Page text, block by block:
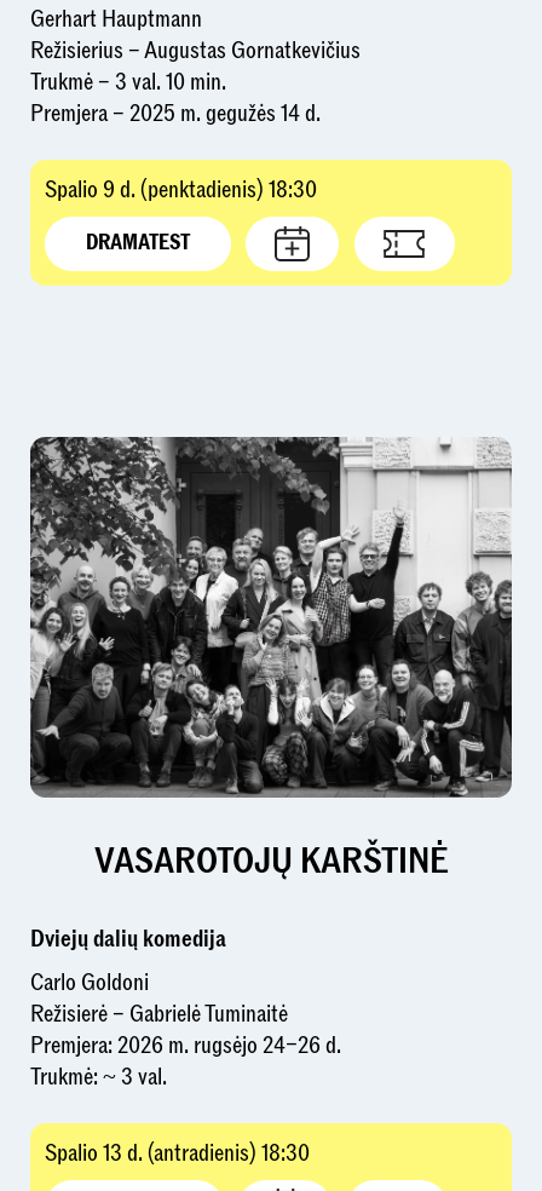
Gerhart Hauptmann
Režisierius –Augustas Gornatkevičius
Trukmė– 3 val. 10min.
Premjera– 2025 m. gegužės 14 d.
Spalio 9 d. (penktadienis) 18:30
DRAMATEST
VASAROTOJŲ KARŠTINĖ
Dviejų dalių komedija
Carlo Goldoni
Režisierė – Gabrielė Tuminaitė
Premjera: 2026 m. rugsėjo 24–26 d.
Trukmė: ~ 3 val.
Spalio 13 d. (antradienis) 18:30